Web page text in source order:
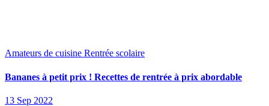
Amateurs de cuisine Rentrée scolaire
Bananes à petit prix ! Recettes de rentrée à prix abordable
13 Sep 2022